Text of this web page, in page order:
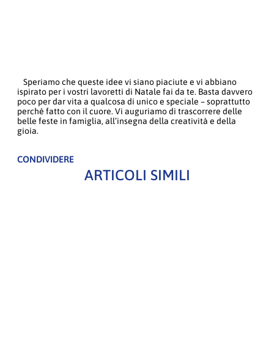
Speriamo che queste idee vi siano piaciute e vi abbiano
ispirato per i vostri lavoretti di Natale fai da te. Basta davvero
poco per dar vita a qualcosa di unico e speciale – soprattutto
perché fatto con il cuore. Vi auguriamo di trascorrere delle
belle feste in famiglia, all’insegna della creatività e della
gioia.
CONDIVIDERE
ARTICOLI SIMILI